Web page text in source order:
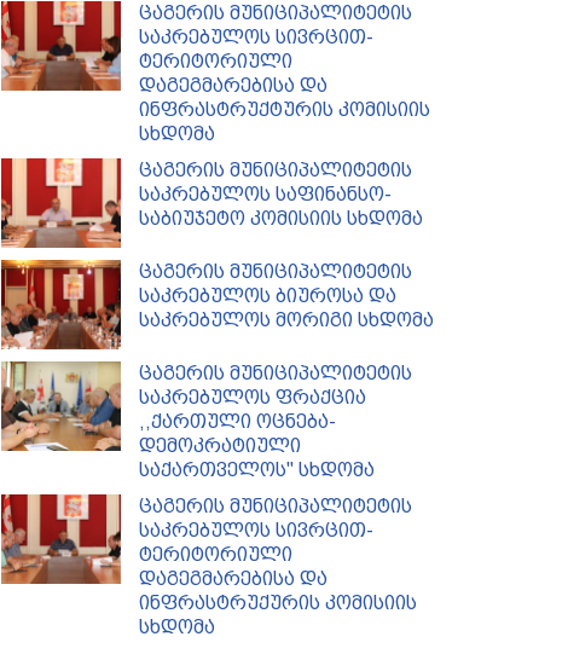
ცაგერის მუნიციპალიტეტის
საკრებულოს სივრცით-
ტერიტორიული
დაგეგმარებისა და
ინფრასტრუქტურის კომისიის
სხდომა
ცაგერის მუნიციპალიტეტის
საკრებულოს საფინანსო-
საბიუჯეტო კომისიის სხდომა
ცაგერის მუნიციპალიტეტის
საკრებულოს ბიუროსა და
საკრებულოს მორიგი სხდომა
ცაგერის მუნიციპალიტეტის
საკრებულოს ფრაქცია
,,ქართული ოცნება-
დემოკრატიული
საქართველოს'' სხდომა
ცაგერის მუნიციპალიტეტის
საკრებულოს სივრცით-
ტერიტორიული
დაგეგმარებისა და
ინფრასტრუქურის კომისიის
სხდომა